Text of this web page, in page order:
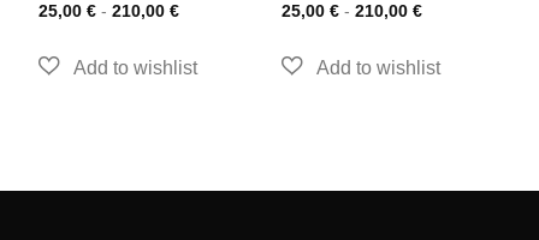
25,00€ - 210,00€
25,00 € - 210,00 €